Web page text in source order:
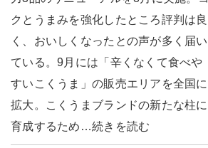
クとうまみを強化したところ評判は良
く、おいしくなったとの声が多く届い
ている。9月には「辛くなくて食べや
すいこくうま」の販売エリアを全国に
拡大。こくうまブランドの新たな柱に
育成するため…続きを読む